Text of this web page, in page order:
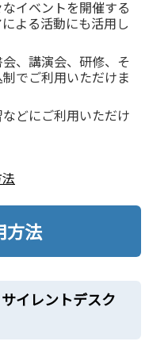
イベントを開催する
よる活動にも活⽤し
、講演会、研修、そ
でご利⽤いただけま
どにご利⽤いただけ
⽅法
イレントデスク